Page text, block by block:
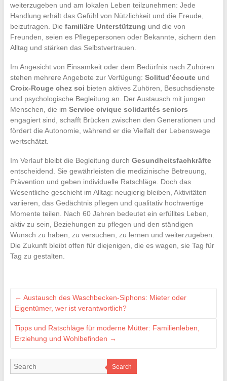
weiterzugeben und am lokalen Leben teilzunehmen: Jede
Handlung erhält das Gefühl von Nützlichkeit und die Freude,
beizutragen. Die familiäre Unterstützung und die von
Freunden, seien es Pflegepersonen oder Bekannte, sichern den
Alltag und stärken das Selbstvertrauen.
Im Angesicht von Einsamkeit oder dem Bedürfnis nach Zuhören
stehen mehrere Angebote zur Verfügung: Solitud’écouteund
Croix-Rouge chez soi bieten aktives Zuhören, Besuchsdienste
und psychologische Begleitung an. Der Austausch mit jungen
Menschen, die im Service civique solidarités seniors
engagiert sind, schafft Brücken zwischen den Generationen und
fördert die Autonomie, während er die Vielfalt der Lebenswege
wertschätzt.
Im Verlauf bleibt die Begleitung durch Gesundheitsfachkräfte
entscheidend. Sie gewährleisten die medizinische Betreuung,
Prävention und geben individuelle Ratschläge. Doch das
Wesentliche geschieht im Alltag: neugierig bleiben, Aktivitäten
variieren, das Gedächtnis pflegen und qualitativ hochwertige
Momente teilen. Nach 60 Jahren bedeutet ein erfülltes Leben,
aktiv zu sein, Beziehungen zu pflegen und den ständigen
Wunsch zu haben, zu versuchen, zu lernen und weiterzugeben.
Die Zukunft bleibt offen für diejenigen, die es wagen, sie Tag für
Tag zu gestalten.
← Austausch des Waschbecken-Siphons: Mieter oder
Eigentümer, wer ist verantwortlich?
Tipps und Ratschläge für moderne Mütter: Familienleben,
Erziehung und Wohlbefinden →
Search